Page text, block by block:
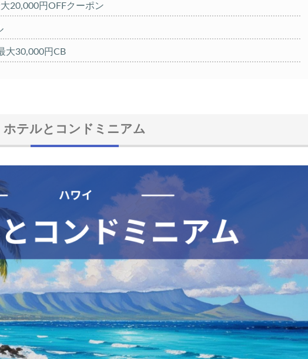
20,000円OFFクーポン
大30,000円CB
ーポン TRIP2
セール
ーポン
10,000円OFFクーポン
ーポン
テル 10%OFFクーポン
クーポン
30,000円OFFクーポン
6,900円~
ーポン
ホテルとコンドミニアム